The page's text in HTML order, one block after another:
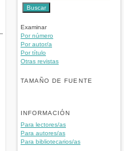
Examinar
Por número
Por autor/a
Por título
Otras revistas
TAMAÑO DE FUENTE
INFORMACIÓN
Para lectores/as
Para autores/as
Para bibliotecarios/as